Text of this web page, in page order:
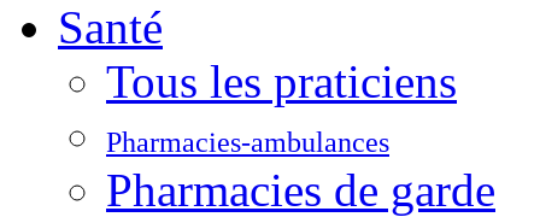
Santé
Tous les praticiens
Pharmacies-ambulances
Pharmacies de garde